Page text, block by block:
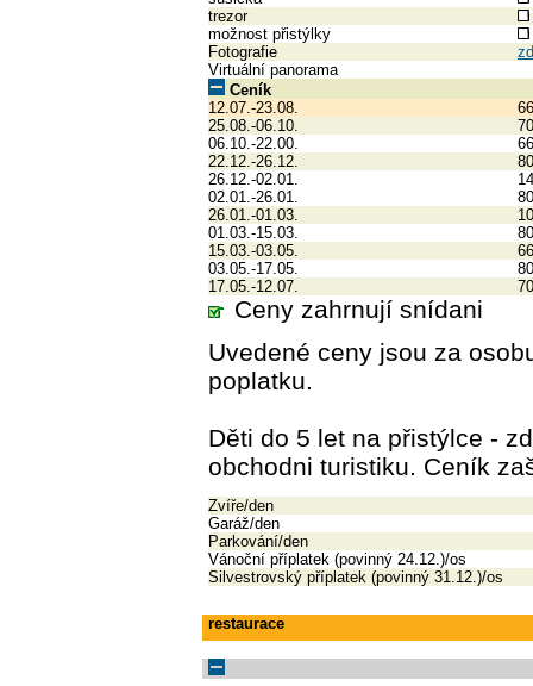
trezor
možnost přistýlky
Fotografie
Virtuální panorama
Ceník
12.07.-23.08.
25.08.-06.10.
06.10.-22.00.
22.12.-26.12.
26.12.-02.01.
02.01.-26.01.
26.01.-01.03.
01.03.-15.03.
15.03.-03.05.
03.05.-17.05.
17.05.-12.07.
Ceny zahrnují snídani
Uvedené ceny jsou za
poplatku.
Děti do 5 let na přistýlce -
obchodni turistiku. Ceník
Zvíře/den
Garáž/den
Parkování/den
Vánoční příplatek (povinný 24.12.)/os
Silvestrovský příplatek (povinný 31.12.)/os
restaurace